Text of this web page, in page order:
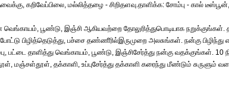
கறிவேப்பிலை, மல்லித்தழை - சிறிதளவு.தாளிக்க: சோம்பு - கால்
வெங்காயம், பூண்டு, இஞ்சி ஆகியவற்றை தோலுரித்துபொடியாக
போட்டு பிழித்தெடுத்து, பச்சை தண்ணீரில்இருமுறை அலசுங்கள். நன்கு
பட்டை தாளித்து வெங்காயம், பூண்டு, இஞ்சிசேர்த்து நன்கு வதக்குங்கள். 10
மஞ்சள்தூள், தக்காளி, உப்புசேர்த்து தக்காளி கரைந்து மீண்டும் சுருளும்